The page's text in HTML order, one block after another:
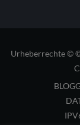
Urheberrechte ©